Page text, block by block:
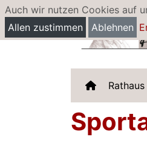
Auch wir nutzen Cookies auf
Allen zustimmen
Ablehnen
Rathaus